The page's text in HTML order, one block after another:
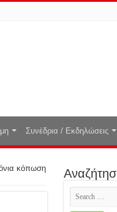
Συνέδρια / Εκδηλώσεις
κόπωση